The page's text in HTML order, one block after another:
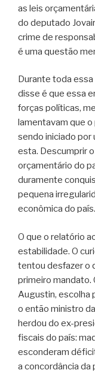
as leis
do deputado
crime de
é uma questão
Durante toda
disse é que essa
forças políticas,
lamentavam que
sendo iniciado por
esta. Descumprir
orçamentário do
duramente
pequena
econômica do país.
O que o relatório
estabilidade. O
tentou desfazer o
primeiro mandato.
Augustin, escolha
o então ministro
herdou do ex-
fiscais do país:
esconderam
a concordância da